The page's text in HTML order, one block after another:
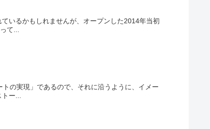
いるかもしれませんが、オープンした2014年当初
て...
の実現」であるので、それに沿うように、イメー
ー...